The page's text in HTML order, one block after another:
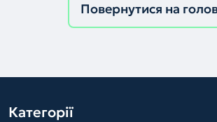
Повернутися на
Категорії